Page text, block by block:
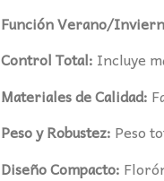
Función Verano/
Control Total: Incluye
Materiales de Calidad:
Peso y Robustez: Peso
Diseño Compacto: